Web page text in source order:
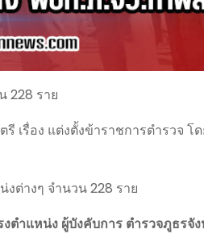
228 ราย
เรื่อง แต่งตั้งข้าราชการตำรวจ โ
ต่างๆ จำนวน 228 ราย
ตำแหน่ง ผู้บังคับการ ตำรวจภูธรจั